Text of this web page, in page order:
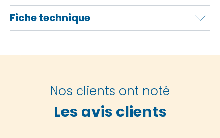
Fiche technique
Nos clients ont noté
Les avis clients